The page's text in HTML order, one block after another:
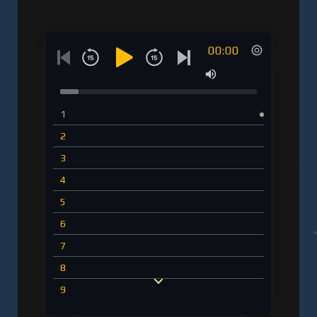
00:00
1
2
3
4
5
6
7
8
9